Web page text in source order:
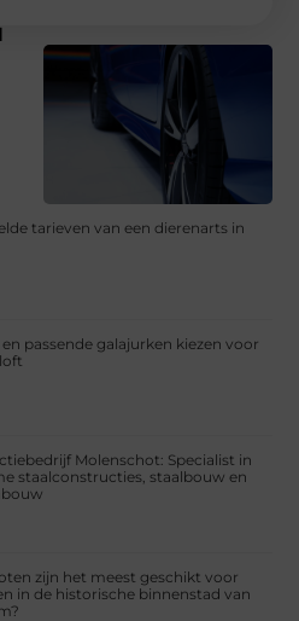
tarieven van een dierenarts in
passende galajurken kiezen voor
Molenschot: Specialist in
staalconstructies, staalbouw en
zijn het meest geschikt voor
in de historische binnenstad van